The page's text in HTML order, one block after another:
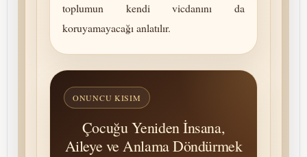
toplumun kendi vicdanını da
koruyamayacağı anlatılır.
ONUNCU KISIM
Çocuğu Yeniden İnsana,
Aileye ve Anlama Döndürmek